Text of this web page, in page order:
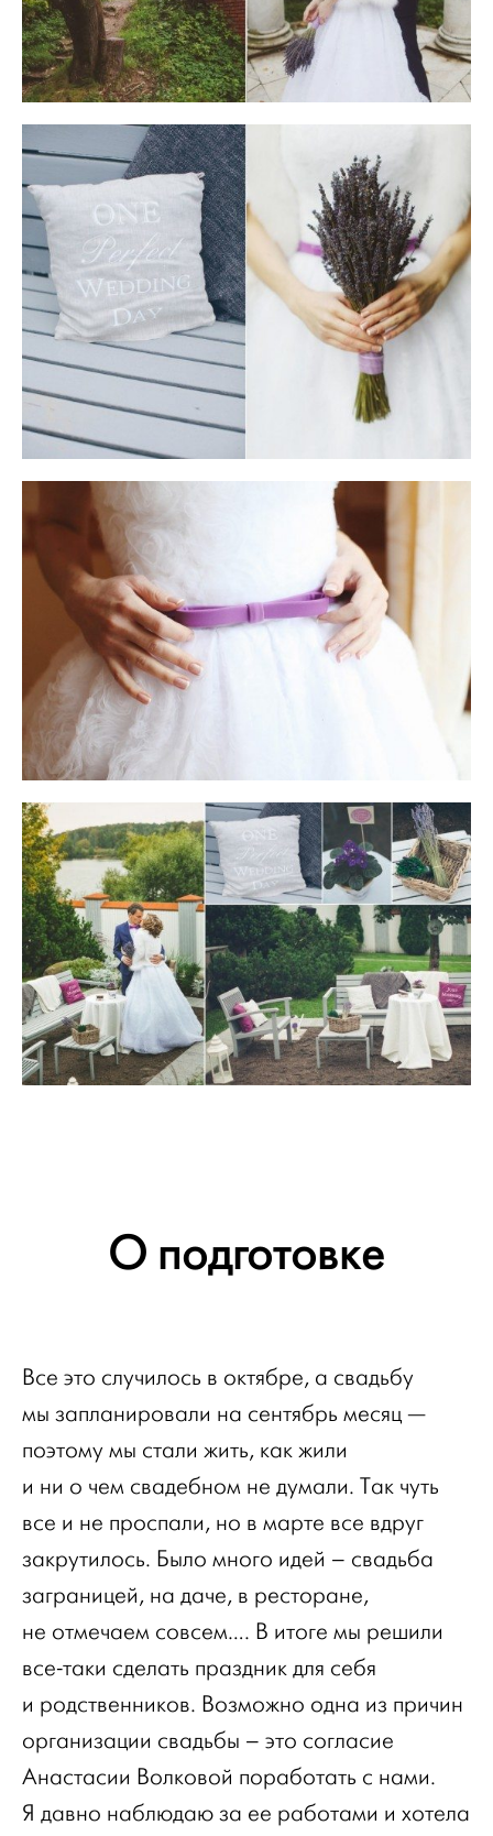
О подготовке
Все это случилось в октябре, а свадьбу
мы запланировали на сентябрь месяц —
поэтому мы стали жить, как жили
и ни о чем свадебном не думали. Так чуть
все и не проспали, но в марте все вдруг
закрутилось. Было много идей – свадьба
заграницей, на даче, в ресторане,
не отмечаем совсем…. В итоге мы решили
все-таки сделать праздник для себя
и родственников. Возможно одна из причин
организации свадьбы – это согласие
Анастасии Волковой поработать с нами.
Я давно наблюдаю за ее работами и хотела